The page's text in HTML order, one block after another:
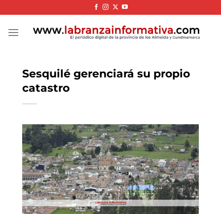
to
content
Sesquilé gerenciará su propio
catastro